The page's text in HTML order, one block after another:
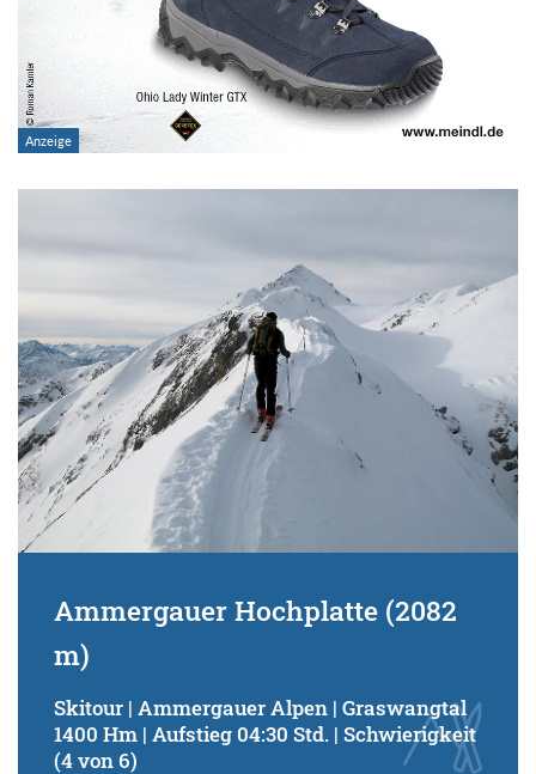
Ammergauer Hochplatte (2082
m)
Skitour | Ammergauer Alpen | Graswangtal
1400 Hm | Aufstieg 04:30 Std. | Schwierigkeit
(4 von 6)